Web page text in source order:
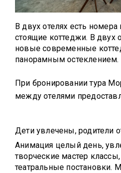
В двух отелях есть
стоящие коттеджи. В двух
новые современные
панорамным остеклением.
При бронировании тура
между отелями
Дети увлечены, родители
Анимация целый день,
творческие мастер
театральные постановки.